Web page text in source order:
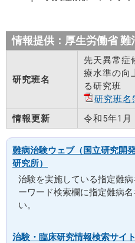
情報提供：厚生労働省
研究班名
先天異常症
療水準の向
る研究班
研究班名
情報更新
令和5年1月
難病治験ウェブ（国立研究開
研究所）
治験を実施している指定難
ーワード検索欄に指定難病
い。
治験・臨床研究情報検索サイ